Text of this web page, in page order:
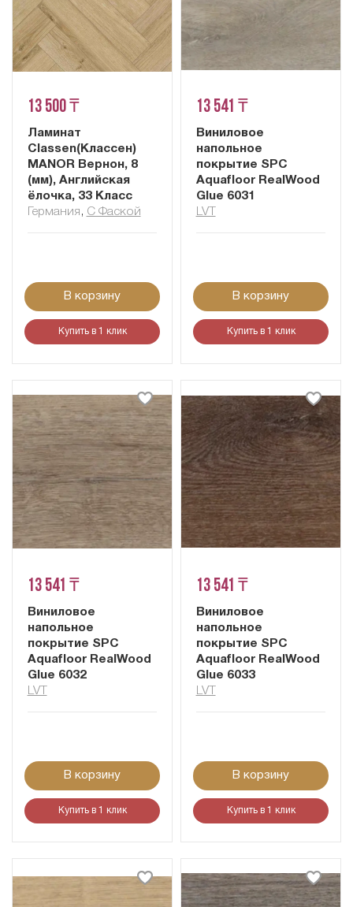
13 500 ₸
Ламинат
Classen(Классен)
MANOR Вернон, 8
(мм), Английская
ёлочка, 33 Класс
Германия , С Фаской
В корзину
Купить в 1 клик
13 541 ₸
Виниловое
напольное
покрытие SPC
Aquafloor RealWood
Glue 6031
LVT
В корзину
Купить в 1 клик
13 541 ₸
Виниловое
напольное
покрытие SPC
Aquafloor RealWood
Glue 6032
LVT
В корзину
Купить в 1 клик
13 541 ₸
Виниловое
напольное
покрытие SPC
Aquafloor RealWood
Glue 6033
LVT
В корзину
Купить в 1 клик